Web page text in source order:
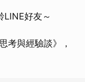
LINE好友～
考與經驗談》，